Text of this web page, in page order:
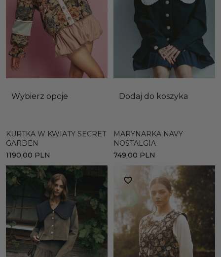
Wybierz opcje
KURTKA W KWIATY SECRET
GARDEN
1190,00 PLN
Dodaj do koszyka
MARYNARKA NAVY
NOSTALGIA
749,00 PLN